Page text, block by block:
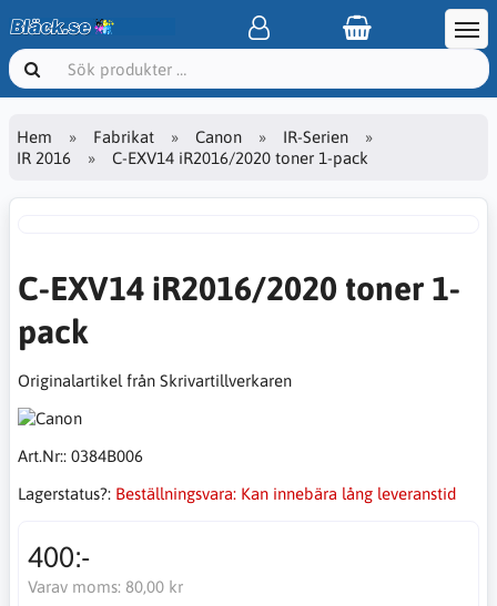
Hem Fabrikat Canon
IR-Serien
IR 2016
C-EXV14 iR2016/2020 toner 1-pack
C-EXV14 iR2016/2020 toner 1-
pack
Originalartikel från Skrivartillverkaren
Art.Nr:: 0384B006
Lagerstatus?: Beställningsvara: Kan innebära lång leveranstid
400:-
Varav moms: 80,00 kr